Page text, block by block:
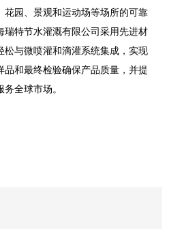
花园、景观和运动场等场所的可靠
瑞特节水灌溉有限公司采用先进材
与微喷灌和滴灌系统集成，实现
和最终检验确保产品质量，并提
全球市场。